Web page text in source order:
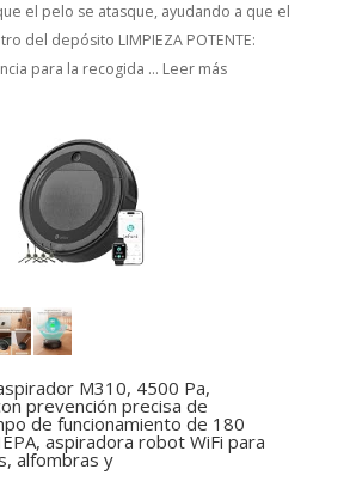
el pelo se atasque, ayudando a que el
del depósito LIMPIEZA POTENTE:
para la recogida ... Leer más
M310, 4500 Pa,
prevención precisa de
de funcionamiento de 180
aspiradora robot WiFi para
alfombras y